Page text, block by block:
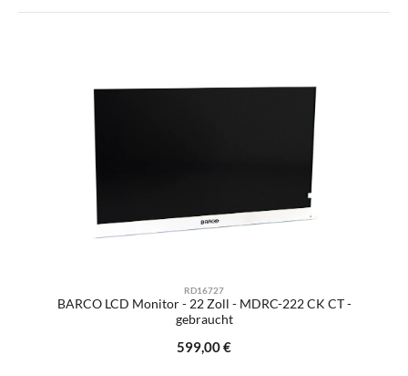
RD16727
BARCO LCD Monitor - 22 Zoll - MDRC-222 CK CT -
gebraucht
Regulärer Preis:
599,00 €